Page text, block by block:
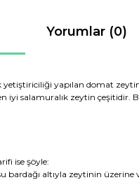
Yorumlar (0)
yetiştiriciliği yapılan domat
iyi salamuralık zeytin
ise şöyle:
bardağı altıyla zeytinin üzerine